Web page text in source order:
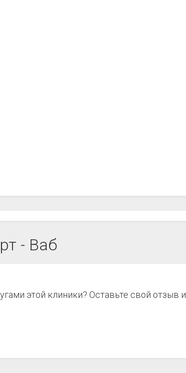
- Ваб
этой клиники? Оставьте свой отзыв и